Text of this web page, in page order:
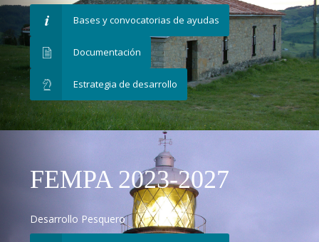
Bases y convocatorias de ayudas
Documentación
Estrategia de desarrollo
FEMPA 2023-2027
Desarrollo Pesquero